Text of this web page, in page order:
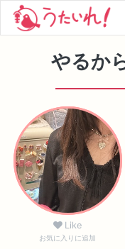
やるか
Like
お気に入りに追加